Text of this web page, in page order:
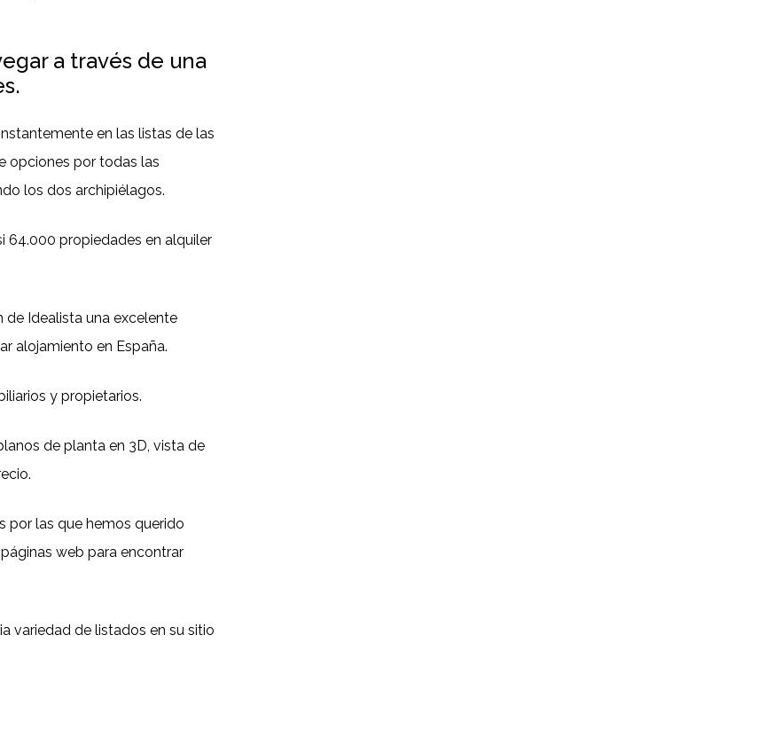
a través de una
en las listas de las
opciones por todas las
los dos archipiélagos.
64.000 propiedades en alquiler
de Idealista una excelente
alojamiento en España.
y propietarios.
de planta en 3D, vista de
por las que hemos querido
web para encontrar
variedad de listados en su sitio